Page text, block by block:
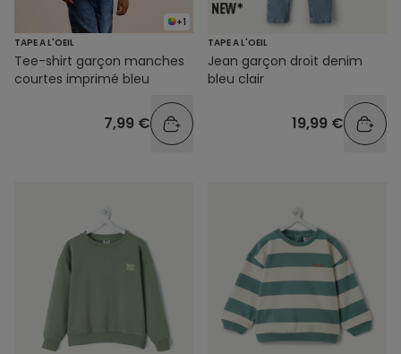
+1
TAPE A L'OEIL
Tee-shirt garçon manches
courtes imprimé bleu
7,99 €
TAPE A L'OEIL
Jean garçon droit denim
bleu clair
19,99 €